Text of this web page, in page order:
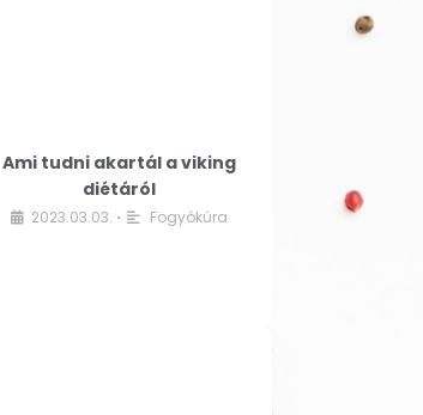
Ami tudni akartál a viking
diétáról
2023.03.03. • Fogyókúra